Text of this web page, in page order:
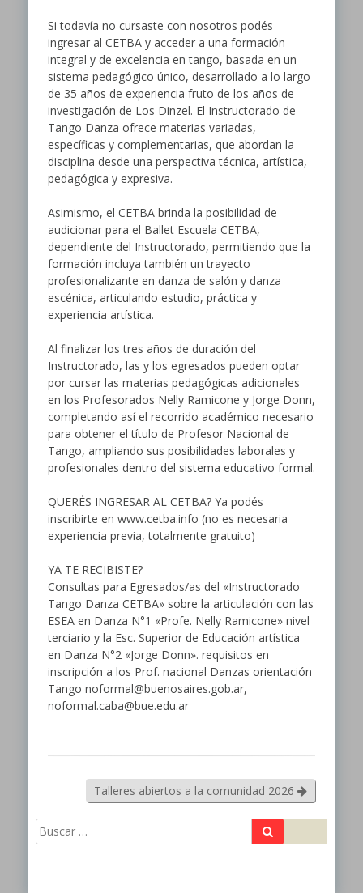
Si todavía no cursaste con nosotros podés
ingresar al CETBA y acceder a una formación
integral y de excelencia en tango, basada en un
sistema pedagógico único, desarrollado a lo largo
de 35 años de experiencia fruto de los años de
investigación de Los Dinzel. El Instructorado de
Tango Danza ofrece materias variadas,
específicas y complementarias, que abordan la
disciplina desde una perspectiva técnica, artística,
pedagógica y expresiva.
Asimismo, el CETBA brinda la posibilidad de
audicionar para el Ballet Escuela CETBA,
dependiente del Instructorado, permitiendo que la
formación incluya también un trayecto
profesionalizante en danza de salón y danza
escénica, articulando estudio, práctica y
experiencia artística.
Al finalizar los tres años de duración del
Instructorado, las y los egresados pueden optar
por cursar las materias pedagógicas adicionales
en los Profesorados Nelly Ramicone y Jorge Donn,
completando así el recorrido académico necesario
para obtener el título de Profesor Nacional de
Tango, ampliando sus posibilidades laborales y
profesionales dentro del sistema educativo formal.
QUERÉS INGRESAR AL CETBA? Ya podés
inscribirte en www.cetba.info (no es necesaria
experiencia previa, totalmente gratuito)
YA TE RECIBISTE?
Consultas para Egresados/as del «Instructorado
Tango Danza CETBA» sobre la articulación con las
ESEA en Danza N°1 «Profe. Nelly Ramicone» nivel
terciario y la Esc. Superior de Educación artística
en Danza N°2 «Jorge Donn». requisitos en
inscripción a los Prof. nacional Danzas orientación
Tango noformal@buenosaires.gob.ar,
noformal.caba@bue.edu.ar
Talleres abiertos a la comunidad 2026